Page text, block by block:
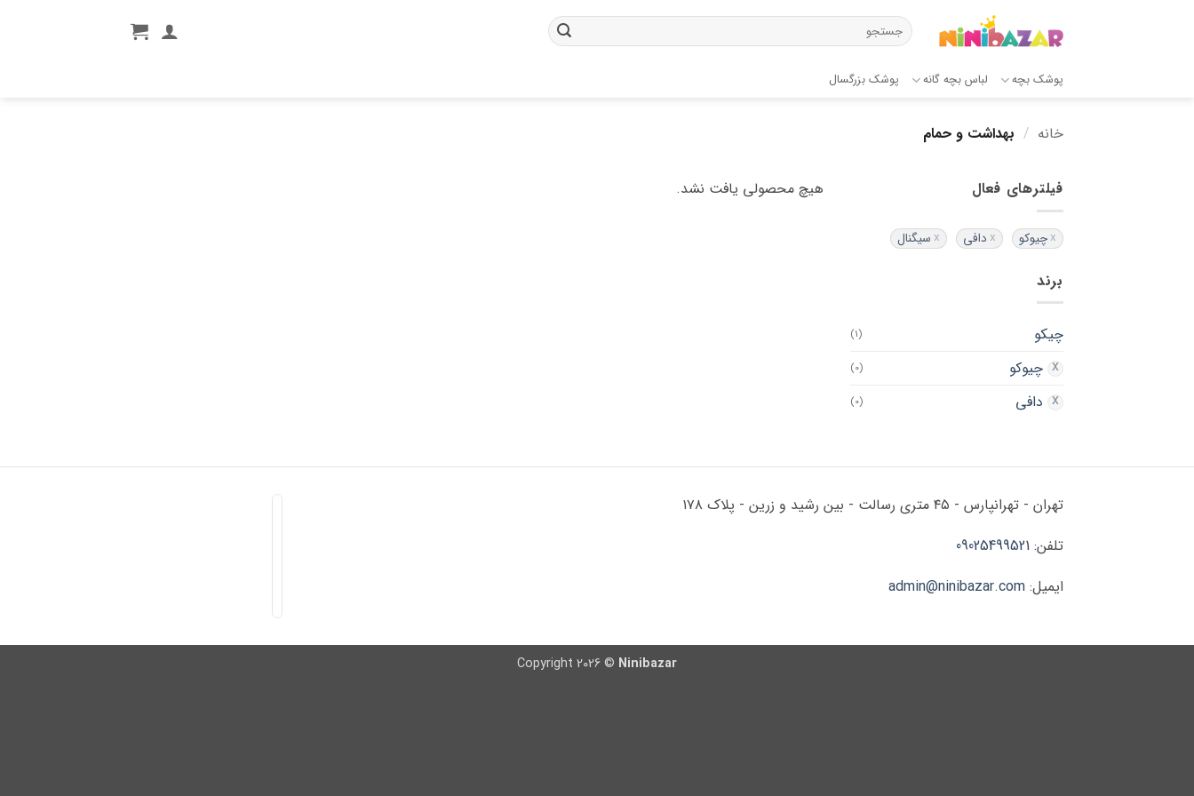
جستجو
برای:
پوشک بچه لباس بچه گانه پوشک بزرگسال
خانه / بهداشت و حمام
فیلترهای فعال
چیوکو دافی سیگنال
برند
چیکو (1)
چیوکو (0)
دافی (0)
هیچ محصولی یافت نشد.
تهران - تهرانپارس - ۴۵ متری رسالت - بین رشید و زرین - پلاک ۱۷۸
تلفن: 09025499521
ایمیل: admin@ninibazar.com
Copyright 2026 © Ninibazar